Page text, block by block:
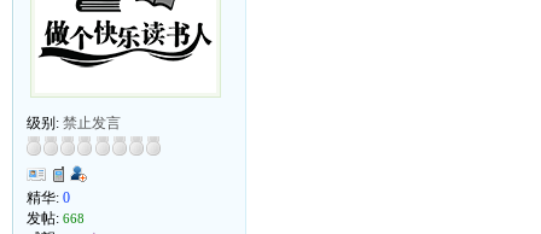
级别: 禁止发言
精华: 0
发帖: 668